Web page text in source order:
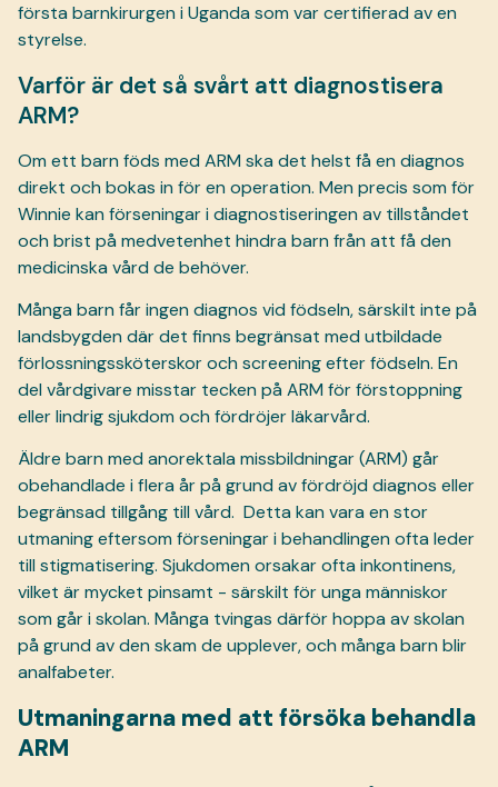
första barnkirurgen i Uganda som var certifierad av en
styrelse.
Varför är det så svårt att diagnostisera
ARM?
Om ett barn föds med ARM ska det helst få en diagnos
direkt och bokas in för en operation. Men precis som för
Winnie kan förseningar i diagnostiseringen av tillståndet
och brist på medvetenhet hindra barn från att få den
medicinska vård de behöver.
Många barn får ingen diagnos vid födseln, särskilt inte på
landsbygden där det finns begränsat med utbildade
förlossningssköterskor och screening efter födseln. En
del vårdgivare misstar tecken på ARM för förstoppning
eller lindrig sjukdom och fördröjer läkarvård.
Äldre barn med anorektala missbildningar (ARM) går
obehandlade i flera år på grund av fördröjd diagnos eller
begränsad tillgång till vård. Detta kan vara en stor
utmaning eftersom förseningar i behandlingen ofta leder
till stigmatisering. Sjukdomen orsakar ofta inkontinens,
vilket är mycket pinsamt - särskilt för unga människor
som går i skolan. Många tvingas därför hoppa av skolan
på grund av den skam de upplever, och många barn blir
analfabeter.
Utmaningarna med att försöka behandla
ARM